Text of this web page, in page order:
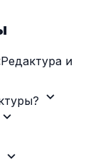
и
expand_more
expand_more
expand_more